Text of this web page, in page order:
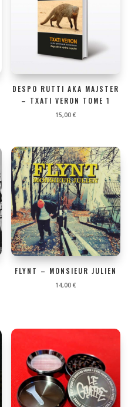
DESPO RUTTI AKA MAJSTER
– TXATI VERON TOME 1
15,00 €
FLYNT – MONSIEUR JULIEN
14,00 €